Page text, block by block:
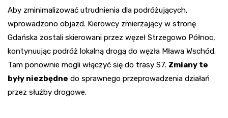
Aby zminimalizować utrudnienia dla podróżujących,
wprowadzono objazd. Kierowcy zmierzający w stronę
Gdańska zostali skierowani przez węzeł Strzegowo Północ,
kontynuując podróż lokalną drogą do węzła Mława Wschód.
Tam ponownie mogli włączyć się do trasy S7. Zmiany te
były niezbędne do sprawnego przeprowadzenia działań
przez służby drogowe.